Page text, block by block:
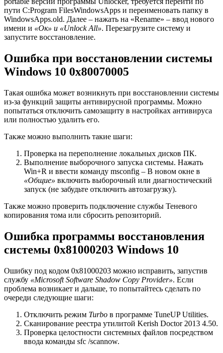
пути C:Program FilesWindowsApps и переименовать папку в
WindowsApps.old. Далее – нажать на «Rename» – ввод нового
имени и «Ок» и «Unlock All». Перезагрузите систему и
запустите восстановление.
Ошибка при восстановлении системы
Windows 10 0x80070005
Такая ошибка может возникнуть при восстановлении системы
из-за функций защиты антивирусной программы. Можно
попытаться отключить самозащиту в настройках антивируса
или полностью удалить его.
Также можно выполнить такие шаги:
Проверка на переполнение локальных дисков ПК.
Выполнение выборочного запуска системы. Нажать
Win+R и ввести команду msconfig – В новом окне в
«Общие» включить выборочный или диагностический
запуск (не забудьте отключить автозагрузку).
Также можно проверить подключение службы Теневого
копирования тома или сбросить репозиторий.
Ошибка программы восстановления
системы 0x81000203 Windows 10
Ошибку под кодом 0x81000203 можно исправить, запустив
службу «Microsoft Software Shadow Copy Provider». Если
проблема возникает и дальше, то попытайтесь сделать по
очереди следующие шаги:
Отключить режим Turbo в программе TuneUP Utilities.
Сканирование реестра утилитой Kerish Doctor 2013 4.50.
Проверка целостности системных файлов посредством
ввода команды sfc /scannow.